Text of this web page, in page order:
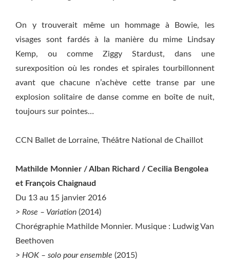
On y trouverait même un hommage à Bowie, les
visages sont fardés à la manière du mime Lindsay
Kemp, ou comme Ziggy Stardust, dans une
surexposition où les rondes et spirales tourbillonnent
avant que chacune n’achève cette transe par une
explosion solitaire de danse comme en boîte de nuit,
toujours sur pointes…
CCN Ballet de Lorraine, Théâtre National de Chaillot
Mathilde Monnier / Alban Richard / Cecilia Bengolea
et François Chaignaud
Du 13 au 15 janvier 2016
> Rose – Variation (2014)
Chorégraphie Mathilde Monnier. Musique : Ludwig Van
Beethoven
> HOK – solo pour ensemble (2015)